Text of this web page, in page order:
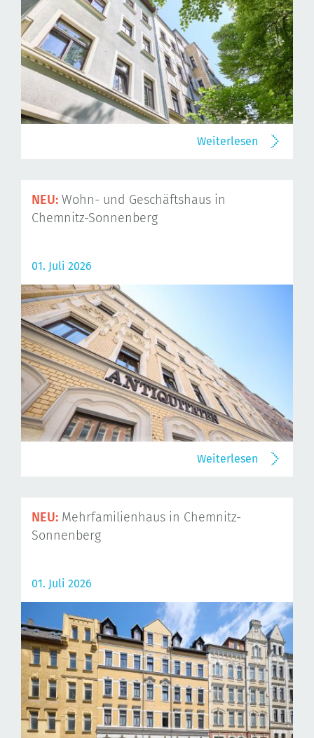
Weiterlesen
NEU: Wohn- und Geschäftshaus in
Chemnitz-Sonnenberg
01. Juli 2026
Weiterlesen
NEU: Mehrfamilienhaus in Chemnitz-
Sonnenberg
01. Juli 2026